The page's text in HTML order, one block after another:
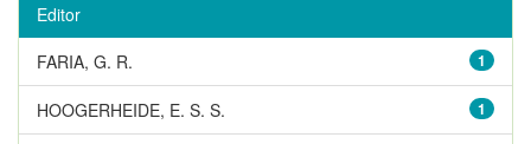
Editor
1
FARIA, G. R.
1
HOOGERHEIDE, E. S. S.